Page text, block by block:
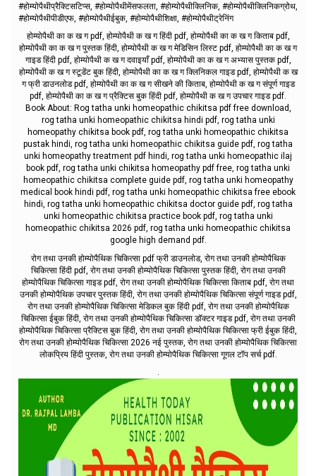
#होम्योपैथीप्रैक्टिसटिप्स, #होम्योपैथीमेंसफलता, #होम्योपैथीक्लिनिक, #होम्योपैथीक्लिनिकग्रोथ,
#होम्योपैथीपीडीएफ, #होम्योपैथीईबुक, #होम्योपैथीशिक्षा, #होम्योपैथीट्रेनिंग
होम्योपैथी का क ख ग pdf, होम्योपैथी क ख ग हिंदी pdf, होम्योपैथी का क ख ग किताब pdf,
होम्योपैथी का क ख ग पुस्तक हिंदी, होम्योपैथी क ख ग मेडिसिन लिस्ट pdf, होम्योपैथी का क ख ग
गाइड हिंदी pdf, होम्योपैथी क ख ग दवाइयाँ pdf, होम्योपैथी का क ख ग अभ्यास पुस्तक pdf,
होम्योपैथी क ख ग स्टूडेंट बुक हिंदी, होम्योपैथी का क ख ग क्लिनिकल गाइड pdf, होम्योपैथी क ख
ग फ्री डाउनलोड pdf, होम्योपैथी का क ख ग सीखने की किताब, होम्योपैथी क ख ग संपूर्ण गाइड
pdf, होम्योपैथी का क ख ग प्रैक्टिस बुक हिंदी pdf, होम्योपैथी क ख ग उपचार गाइड pdf.
Book About: Rog tatha unki homeopathic chikitsa pdf free download,
rog tatha unki homeopathic chikitsa hindi pdf, rog tatha unki
homeopathy chikitsa book pdf, rog tatha unki homeopathic chikitsa
pustak hindi, rog tatha unki homeopathic chikitsa guide pdf, rog tatha
unki homeopathy treatment pdf hindi, rog tatha unki homeopathic ilaj
book pdf, rog tatha unki chikitsa homeopathy pdf free, rog tatha unki
homeopathic chikitsa complete guide pdf, rog tatha unki homeopathy
medical book hindi pdf, rog tatha unki homeopathic chikitsa free ebook
hindi, rog tatha unki homeopathic chikitsa doctor guide pdf, rog tatha
unki homeopathic chikitsa practice book pdf, rog tatha unki
homeopathic chikitsa 2026 pdf, rog tatha unki homeopathic chikitsa
google high demand pdf.
रोग तथा उनकी होम्योपैथिक चिकित्सा pdf फ्री डाउनलोड, रोग तथा उनकी होम्योपैथिक
चिकित्सा हिंदी pdf, रोग तथा उनकी होम्योपैथिक चिकित्सा पुस्तक हिंदी, रोग तथा उनकी
होम्योपैथिक चिकित्सा गाइड pdf, रोग तथा उनकी होम्योपैथिक चिकित्सा किताब pdf, रोग तथा
उनकी होम्योपैथिक उपचार पुस्तक हिंदी, रोग तथा उनकी होम्योपैथिक चिकित्सा संपूर्ण गाइड pdf,
रोग तथा उनकी होम्योपैथिक चिकित्सा मेडिकल बुक हिंदी pdf, रोग तथा उनकी होम्योपैथिक
चिकित्सा ईबुक हिंदी, रोग तथा उनकी होम्योपैथिक चिकित्सा डॉक्टर गाइड pdf, रोग तथा उनकी
होम्योपैथिक चिकित्सा प्रैक्टिस बुक हिंदी, रोग तथा उनकी होम्योपैथिक चिकित्सा फ्री ईबुक हिंदी,
रोग तथा उनकी होम्योपैथिक चिकित्सा 2026 नई पुस्तक, रोग तथा उनकी होम्योपैथिक चिकित्सा
लोकप्रिय हिंदी पुस्तक, रोग तथा उनकी होम्योपैथिक चिकित्सा गूगल टॉप सर्च pdf.
.